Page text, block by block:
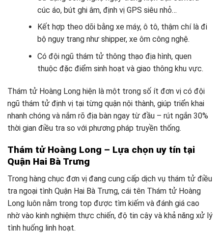
cúc áo, bút ghi âm, định vị GPS siêu nhỏ…
Kết hợp theo dõi bằng xe máy, ô tô, thậm chí là đi
bộ ngụy trang như shipper, xe ôm công nghệ.
Có đội ngũ thám tử thông thạo địa hình, quen
thuộc đặc điểm sinh hoạt và giao thông khu vực.
Thám tử Hoàng Long hiện là một trong số ít đơn vị có đội
ngũ thám tử định vị tại từng quận nội thành, giúp triển khai
nhanh chóng và nắm rõ địa bàn ngay từ đầu – rút ngắn 30%
thời gian điều tra so với phương pháp truyền thống.
Thám tử Hoàng Long – Lựa chọn uy tín tại
Quận Hai Bà Trưng
Trong hàng chục đơn vị đang cung cấp dịch vụ thám tử điều
tra ngoại tình Quận Hai Bà Trưng, cái tên Thám tử Hoàng
Long luôn nằm trong top được tìm kiếm và đánh giá cao
nhờ vào kinh nghiệm thực chiến, độ tin cậy và khả năng xử lý
tình huống linh hoạt.